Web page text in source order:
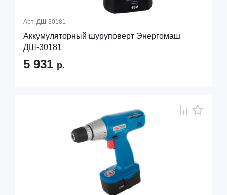
Арт. ДШ-30181
Аккумуляторный шуруповерт Энергомаш
ДШ-30181
5 931 р.